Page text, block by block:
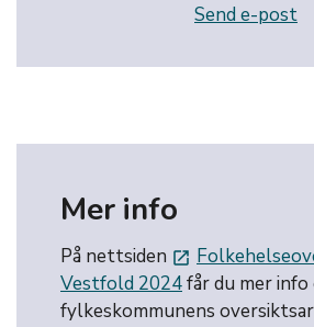
Send e-post
Mer info
På nettsiden launch
Vestfold 2024får du mer info
fylkeskommunens